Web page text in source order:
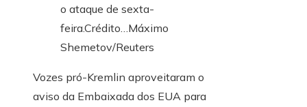
o ataque de sexta-
feira.Crédito… Máximo
Shemetov/Reuters
Vozes pró-Kremlin aproveitaram o
aviso da Embaixada dos EUA para